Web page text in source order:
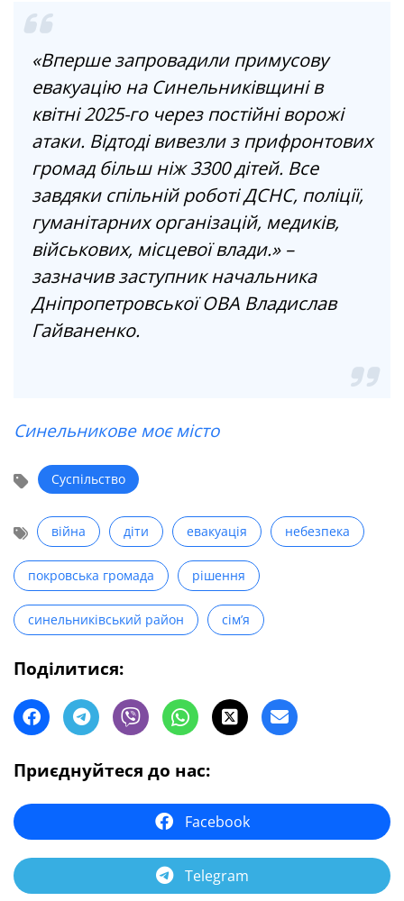
«Вперше запровадили примусову
евакуацію на Синельниківщині в
квітні 2025-го через постійні ворожі
атаки. Відтоді вивезли з прифронтових
громад більш ніж 3300 дітей. Все
завдяки спільній роботі ДСНС, поліції,
гуманітарних організацій, медиків,
військових, місцевої влади.» –
зазначив заступник начальника
Дніпропетровської ОВА Владислав
Гайваненко.
Синельникове моє місто
Суспільство
війна діти евакуація небезпека
покровська громада рішення
синельниківський район сім’я
Поділитися:
Приєднуйтеся до нас:
Facebook
Telegram